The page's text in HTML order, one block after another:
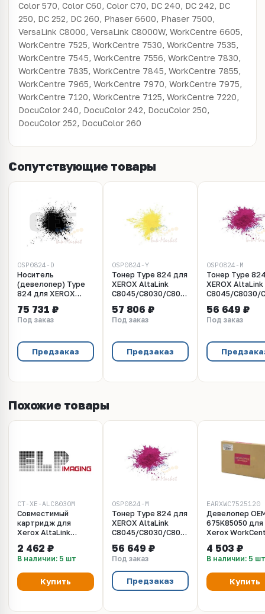
Color 570, Color C60, Color C70, DC 240, DC 242, DC
250, DC 252, DC 260, Phaser 6600, Phaser 7500,
VersaLink C8000, VersaLink C8000W, WorkCentre 6605,
WorkCentre 7525, WorkCentre 7530, WorkCentre 7535,
WorkCentre 7545, WorkCentre 7556, WorkCentre 7830,
WorkCentre 7835, WorkCentre 7845, WorkCentre 7855,
WorkCentre 7965, WorkCentre 7970, WorkCentre 7975,
WorkCentre 7120, WorkCentre 7125, WorkCentre 7220,
DocuColor 240, DocuColor 242, DocuColor 250,
DocuColor 252, DocuColor 260
Сопутствующие товары
OSP0824-D
Носитель
(девелопер) Type
824 для XEROX
C8045/C8030/C8035
(Japan), 10кг/
75 731 ₽
Под заказ
Предзаказ
OSP0824-Y
Тонер Type 824 для
XEROX AltaLink
C8045/C8030/C8035
мешок, OSP0824-Y
57 806 ₽
Под заказ
Предзаказ
OSP0824-M
Тонер Type
XEROX AltaLink
C8045/C8030/
10кг/мешок,
OSP0824-M
56 649 ₽
Под заказ
Похожие товары
CT-XE-ALC8030M
Совместимый
картридж для
Xerox AltaLink
C8045, C8055, C8070
(006R1703) magenta
15K (ELP Imaging®)
2 462 ₽
В наличии: 5 шт
Купить
OSP0824-M
Тонер Type 824 для
XEROX AltaLink
C8045/C8030/C8035
10кг/мешок,
OSP0824-M
56 649 ₽
Под заказ
Предзаказ
EARXWC7525120
Девелопер
675K85050 для
Xerox
C8030, C8035
Пурпурный
4 503 ₽
В наличии: 5 шт
Купить